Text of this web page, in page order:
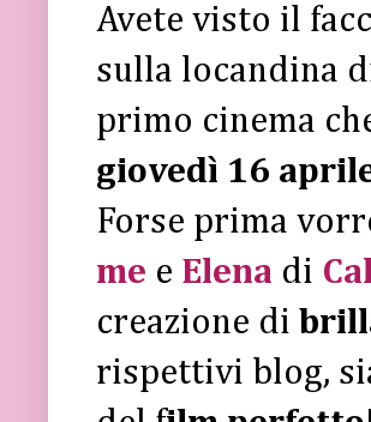
Avete visto il
sulla locandina
primo cinema
giovedì 16
Forse prima
me e Elena di
creazione di
rispettivi blog,